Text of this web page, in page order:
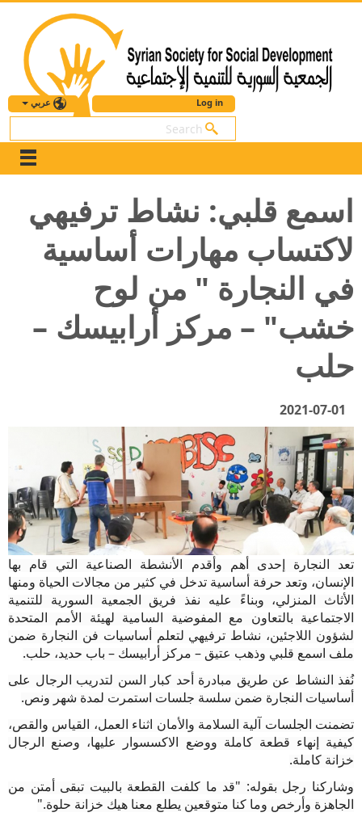
عربي Log in
بحث
اسمع قلبي: نشاط ترفيهي
لاكتساب مهارات أساسية
في النجارة " من لوح
خشب" – مركز أرابيسك –
حلب
2021-07-01
تعد النجارة إحدى أهم وأقدم الأنشطة الصناعية التي قام بها
الإنسان، وتعد حرفة أساسية تدخل في كثير من مجالات الحياة ومنها
الأثاث المنزلي، وبناءً عليه نفذ فريق الجمعية السورية للتنمية
الاجتماعية بالتعاون مع المفوضية السامية لهيئة الأمم المتحدة
لشؤون اللاجئين، نشاط ترفيهي لتعلم أساسيات فن النجارة ضمن
ملف اسمع قلبي وذهب عتيق – مركز أرابيسك – باب حديد، حلب.
نُفذ النشاط عن طريق مبادرة أحد كبار السن لتدريب الرجال على
أساسيات النجارة ضمن سلسة جلسات استمرت لمدة شهر ونص.
تضمنت الجلسات آلية السلامة والأمان اثناء العمل، القياس والقص،
كيفية إنهاء قطعة كاملة ووضع الاكسسوار عليها، وصنع الرجال
خزانة كاملة.
وشاركنا رجل بقوله: "قد ما كلفت القطعة بالبيت تبقى أمتن من
الجاهزة وأرخص وما كنا متوقعين يطلع معنا هيك خزانة حلوة."